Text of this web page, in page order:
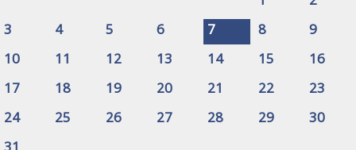
3
4 5 6 7 8
9
10
11 12 13 14 15
16
17
18 19 20 21 22
23
24
25 26 27 28 29
30